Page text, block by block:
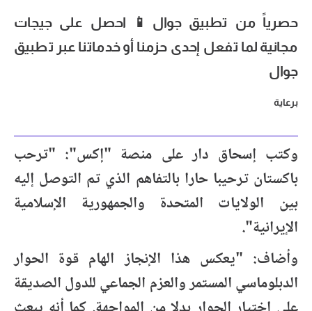
حصرياً من تطبيق جوال📱 احصل على جيجات
مجانية لما تفعل إحدى حزمنا أو خدماتنا عبر تطبيق
جوال
برعاية
وكتب إسحاق دار على منصة "إكس": "ترحب
باكستان ترحيبا حارا بالتفاهم الذي تم التوصل إليه
بين الولايات المتحدة والجمهورية الإسلامية
الإيرانية".
وأضاف: "يعكس هذا الإنجاز الهام قوة الحوار
الدبلوماسي المستمر والعزم الجماعي للدول الصديقة